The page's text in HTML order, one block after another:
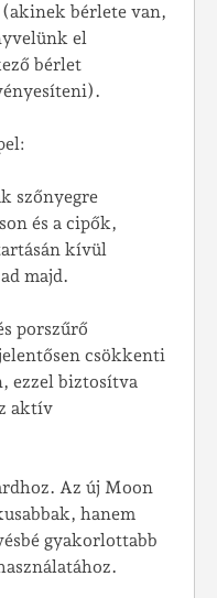
bérlete van,
el
bérlet
szőnyegre
és a cipők,
kívül
majd.
porszűrő
csökkenti
ezzel biztosítva
aktív
Az új Moon
hanem
gyakorlottabb